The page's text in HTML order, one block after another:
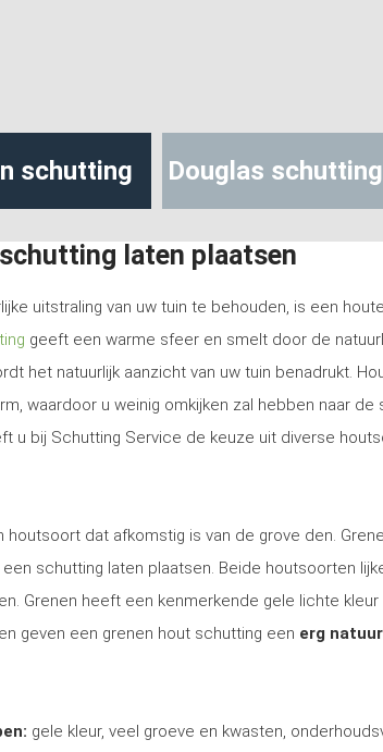
schutting Douglas schutting
laten plaatsen
uitstraling van uw tuin te behouden, is een
geeft een warme sfeer en smelt door de
het natuurlijk aanzicht van uw tuin benadrukt.
waardoor u weinig omkijken zal hebben naar
u bij Schutting Service de keuze uit diverse
houtsoort dat afkomstig is van de grove den.
schutting laten plaatsen. Beide houtsoorten
Grenen heeft een kenmerkende gele lichte
geven een grenen hout schutting een erg
gele kleur, veel groeve en kwasten,